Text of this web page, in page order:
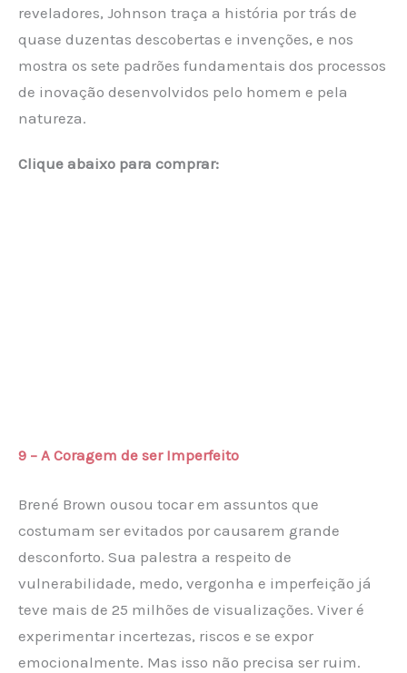
reveladores, Johnson traça a história por trás de
quase duzentas descobertas e invenções, e nos
mostra os sete padrões fundamentais dos processos
de inovação desenvolvidos pelo homem e pela
natureza.
Clique abaixo para comprar:
9 – A Coragem de ser Imperfeito
Brené Brown ousou tocar em assuntos que
costumam ser evitados por causarem grande
desconforto. Sua palestra a respeito de
vulnerabilidade, medo, vergonha e imperfeição já
teve mais de 25 milhões de visualizações. Viver é
experimentar incertezas, riscos e se expor
emocionalmente. Mas isso não precisa ser ruim.